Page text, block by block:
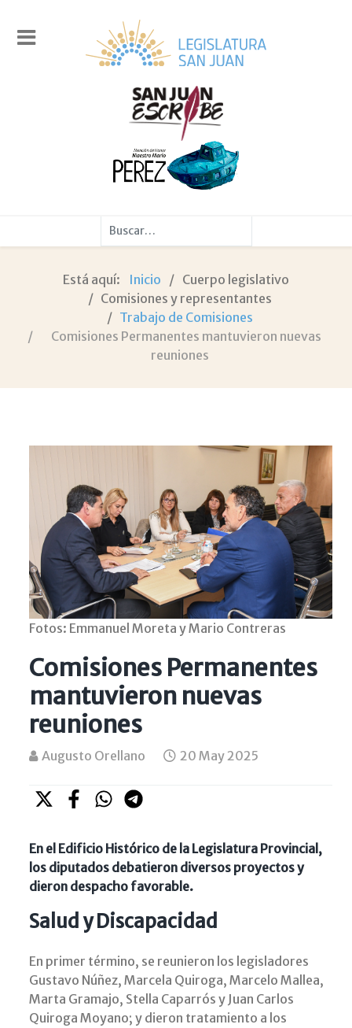
Buscar
Está aquí: Inicio
Cuerpo legislativo
Comisiones y representantes
Trabajo de Comisiones
Comisiones Permanentes mantuvieron nuevas
reuniones
Fotos: Emmanuel Moreta y Mario Contreras
Comisiones Permanentes
mantuvieron nuevas
reuniones
Augusto Orellano 20 May 2025
En el Edificio Histórico de la Legislatura Provincial,
los diputados debatieron diversos proyectos y
dieron despacho favorable.
Salud y Discapacidad
En primer término, se reunieron los legisladores
Gustavo Núñez, Marcela Quiroga, Marcelo Mallea,
Marta Gramajo, Stella Caparrós y Juan Carlos
Quiroga Moyano; y dieron tratamiento a los